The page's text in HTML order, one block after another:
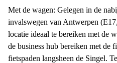
Met de wagen: Gelegen in de
invalswegen van Antwerpen
locatie ideaal te bereiken met de
de business hub bereiken met de
fietspaden langsheen de Singel.